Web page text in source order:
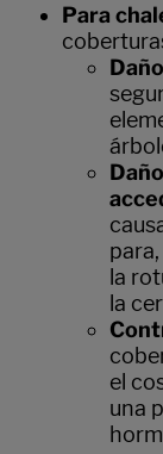
Para
la
la
el
una